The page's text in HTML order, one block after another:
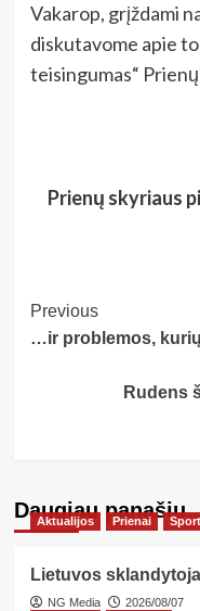
Vakarop, grįždami
diskutavome apie
teisingumas“
Prienų skyriaus
Post
Navigation
Previous
…ir problemos,
Rudens
Daugiau
Aktualijos Prienai
Lietuvos
NG Media
2026/08/07